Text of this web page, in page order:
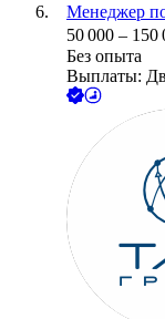
Менеджер
50 000 – 150
Без опыта
Выплаты: